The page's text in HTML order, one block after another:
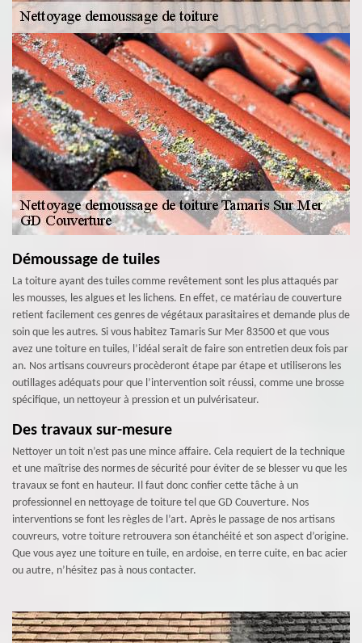
Démoussage de tuiles
La toiture ayant des tuiles comme revêtement sont les plus attaqués par
les mousses, les algues et les lichens. En effet, ce matériau de couverture
retient facilement ces genres de végétaux parasitaires et demande plus de
soin que les autres. Si vous habitez Tamaris Sur Mer 83500 et que vous
avez une toiture en tuiles, l’idéal serait de faire son entretien deux fois par
an. Nos artisans couvreurs procèderont étape par étape et utiliserons les
outillages adéquats pour que l’intervention soit réussi, comme une brosse
spécifique, un nettoyeur à pression et un pulvérisateur.
Des travaux sur-mesure
Nettoyer un toit n’est pas une mince affaire. Cela requiert de la technique
et une maîtrise des normes de sécurité pour éviter de se blesser vu que les
travaux se font en hauteur. Il faut donc confier cette tâche à un
professionnel en nettoyage de toiture tel que GD Couverture. Nos
interventions se font les règles de l’art. Après le passage de nos artisans
couvreurs, votre toiture retrouvera son étanchéité et son aspect d’origine.
Que vous ayez une toiture en tuile, en ardoise, en terre cuite, en bac acier
ou autre, n’hésitez pas à nous contacter.